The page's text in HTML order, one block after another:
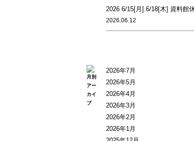
2026 6/15[月].6/18[木] 資料館
2026.06.12
2026年7月
2026年5月
2026年4月
2026年3月
2026年2月
2026年1月